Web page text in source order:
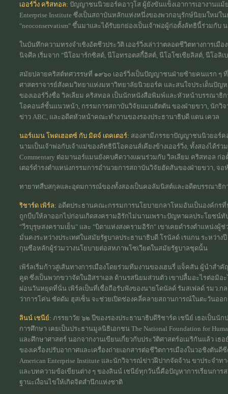
เออร์วิ่ง คริสทอล: ปัญญาชนนิวยอร์คอาวุโส ผู้ยังขันแข็งเอาการเอางานแม้
Enterprise Institute ซึ่งเป็นสถาบันหลักแห่งหนึ่งของพวกอนุรักษ์นิยมใหม่ใ
"neoconservatism" ขึ้นมาและได้รับยกย่องเป็นเจ้าพ่อผู้ก่อตั้งลัทธินี้ร่วมกับ
ในบันทึกความทรงจำเชิงอัตชีวประวัติ เออร์วิ่งเล่าว่าตลอดชีวิตทางการเ
นิจศีล เริ่มจาก "นีโอมาร์กซิสต์, นีโอทรอตสกี้อิสต์, นีโอโซเชียลิสต์, นีโอลิ
สมัยปลายคริสต์ทศวรรษที่ ๑๙๖๐ เออร์วิ่งเป็นปัญญาชนฝ่ายซ้ายคนแรก ๆ
ศาสตราจารย์สังคมวิทยาแห่งมหาวิทยาลัยนิวยอร์ค และสนใจประเด็นปัญ
ของเออร์วิ่งชื่อ วิลเลียม คริสทอล เป็นนักหนังสือพิมพ์และหัวหน้าบรรณาธิก
โอคอนส์ชั้นแนวหน้า, กรรมการสถาบันวิจัยแมนฮัตตัน ของฝ่ายขวา, นักวิจ
ข่าว ABC, และอดีตหัวหน้าคณะทำงานของรองประธานาธิบดี แดน เควล
นอร์แมน โพดเฮอตซ์ กับ มิดจ์ เดคเตอร์: สองสามีภรรยาปัญญาชนนิวยอร์ค
นามเป็นเจ้าพ่อกับเจ้าแม่ของลัทธินีโอคอนส์เคียงข้างเออร์วิ่ง, ทั้งสองได้
Commentary ต่อมานอร์แมนยังคบคิดวางแผนร่วมกับ วิลเลียม คริสทอล ก่อ
เตอร์ดำรงตำแหน่งกรรมการอำนวยการสถาบันวิจัยฮัดสันของฝ่ายขวา, จอ
ทายาทสืบสกุลและอุดมการณ์ของทั้งสองเป็นคอลัมนิสต์และอดีตบรรณาธิก
ริชาร์ด เพิร์ล: อดีตประธานคณะกรรมการนโยบายกลาโหมอันเป็นองค์กรที่
ถูกบีบให้ลาออกไปก่อนเกิดสงครามอิรักไม่นานเพราะปัญหาผลประโยชน์
"วีรบุรุษสงครามเย็น" และ "บิดาแห่งสงครามอิรัก" เขาเคยดำรงตำแหน่ง
มั่นคงระหว่างประเทศในสมัยรัฐบาลประธานาธิบดี โรนัลด์ เรแกน ระหว่า
กุนซือหลักผู้ร่วมวางนโยบายต่อสหภาพโซเวียตในสมัยรัฐบาลชุดนั้น
เพิร์ลเริ่มก้าวสู่เส้นทางการเมืองโดยร่วมทีมงานของเฮนรี่ แจ็คสัน ผู้นำส
คูด ซึ่งเป็นพวกขวาจัดในอิสราเอล ด้านรสนิยมส่วนตัว เขาปลื้มอะไรต่อมิอ
ผ่อนวันหยุดที่นั่น เพิร์ลเป็นที่เชื่อถือรับฟังของนายโดนัลด์ รัมสเฟลด์ รมว.
ว่าการโค่น ซัดดัม ฮุสเซ็น จะช่วยเปิดช่องคลี่คลายสถานการณ์ในตะวันออ
ลินน์ เชนีย์: ภรรยาวัย ๖๒ ปีของรองประธานาธิบดีริชาร์ด เชนีย์ เธอเป็นนั
การศึกษา เคยเป็นประธานมูลนิธิเอกชน The National Foundation for
และศึกษาศาสตร์ นอกจากงานเขียนเกี่ยวกับประวัติศาสตร์อเมริกันแล้ว เธ
ของเครื่องปรับอากาศและเครื่องถ่ายเอกสารต่อชีวิตการเมืองในวอชิงตัน
American Enterprise Institute และนักวิจารณ์ข่าวฝีปากจัดจ้าน ขาประจำ
และบทความข้อเขียนต่าง ๆ ของลินน์ เชนีย์ทุกวันนี้คือปัญหาการเรียนการ
ฐานะเงื่อนไขให้เกิดจิตสำนึกแห่งชาติ